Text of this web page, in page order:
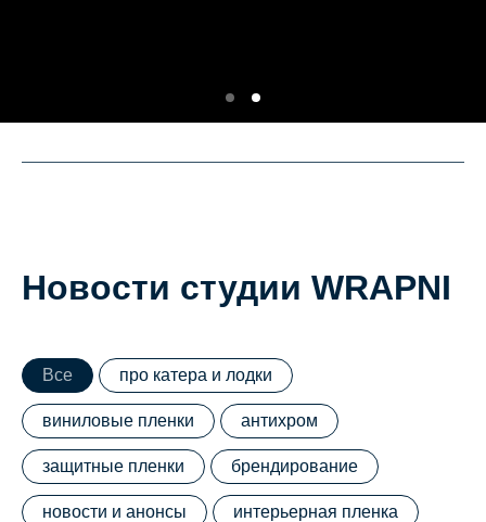
Новости студии WRAPNI
Все про катера и лодки
виниловые пленки антихром
защитные пленки брендирование
новости и анонсы интерьерная пленка